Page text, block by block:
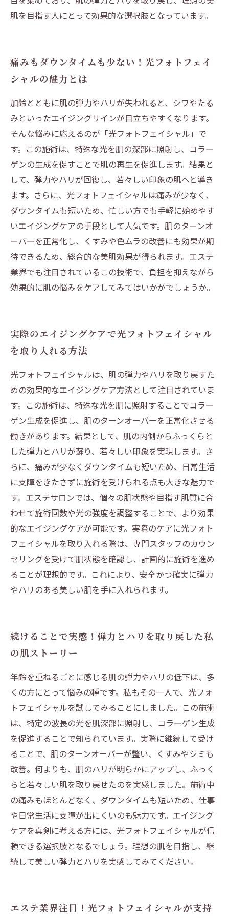
肌を目指す人にとって効果的な選択肢となっています。
痛みもダウンタイムも少ない！光フォトフェイ
シャルの魅力とは
加齢とともに肌の弾力やハリが失われると、シワやたる
みといったエイジングサインが目立ちやすくなります。
そんな悩みに応えるのが「光フォトフェイシャル」で
す。この施術は、特殊な光を肌の深部に照射し、コラー
ゲンの生成を促すことで肌の再生を促進します。結果と
して、弾力やハリが回復し、若々しい印象の肌へと導き
ます。さらに、光フォトフェイシャルは痛みが少なく、
ダウンタイムも短いため、忙しい方でも手軽に始めやす
いエイジングケアの手段として人気です。肌のターンオ
ーバーを正常化し、くすみや色ムラの改善にも効果が期
待できるため、総合的な美肌効果が得られます。エステ
業界でも注目されているこの技術で、負担を抑えながら
効果的に肌の悩みをケアしてみてはいかがでしょうか。
実際のエイジングケアで光フォトフェイシャル
を取り入れる方法
光フォトフェイシャルは、肌の弾力やハリを取り戻すた
めの効果的なエイジングケア方法として注目されていま
す。この施術は、特殊な光を肌に照射することでコラー
ゲン生成を促進し、肌のターンオーバーを正常化させる
働きがあります。結果として、肌の内側からふっくらと
した弾力とハリが蘇り、若々しい印象を実現します。さ
らに、痛みが少なくダウンタイムも短いため、日常生活
に支障をきたさずに施術を受けられる点も大きな魅力で
す。エステサロンでは、個々の肌状態や目指す肌質に合
わせて施術回数や光の強度を調整することで、より効果
的なエイジングケアが可能です。実際のケアに光フォト
フェイシャルを取り入れる際は、専門スタッフのカウン
セリングを受けて肌状態を確認し、計画的に施術を進め
ることが理想的です。これにより、安全かつ確実に弾力
やハリのある美しい肌を手に入れられます。
続けることで実感！弾力とハリを取り戻した私
の肌ストーリー
年齢を重ねるごとに感じる肌の弾力やハリの低下は、多
くの方にとって悩みの種です。私もその一人で、光フォ
トフェイシャルを試してみることにしました。この施術
は、特定の波長の光を肌深部に照射し、コラーゲン生成
を促進することで知られています。実際に継続して受け
ることで、肌のターンオーバーが整い、くすみやシミも
改善。何よりも、肌のハリが明らかにアップし、ふっく
らと若々しい肌を取り戻せたのを実感しました。施術中
の痛みもほとんどなく、ダウンタイムも短いため、仕事
や日常生活に支障が出にくいのも魅力です。エイジング
ケアを真剣に考える方には、光フォトフェイシャルが信
頼できる選択肢となるでしょう。理想の肌を目指し、継
続して美しい弾力とハリを実感してみてください。
エステ業界注目！光フォトフェイシャルが支持